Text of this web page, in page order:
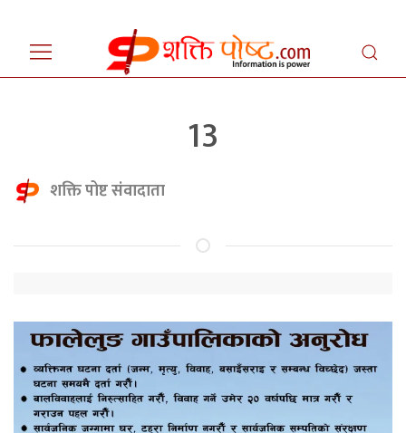
13
शक्ति पोष्ट संवादाता